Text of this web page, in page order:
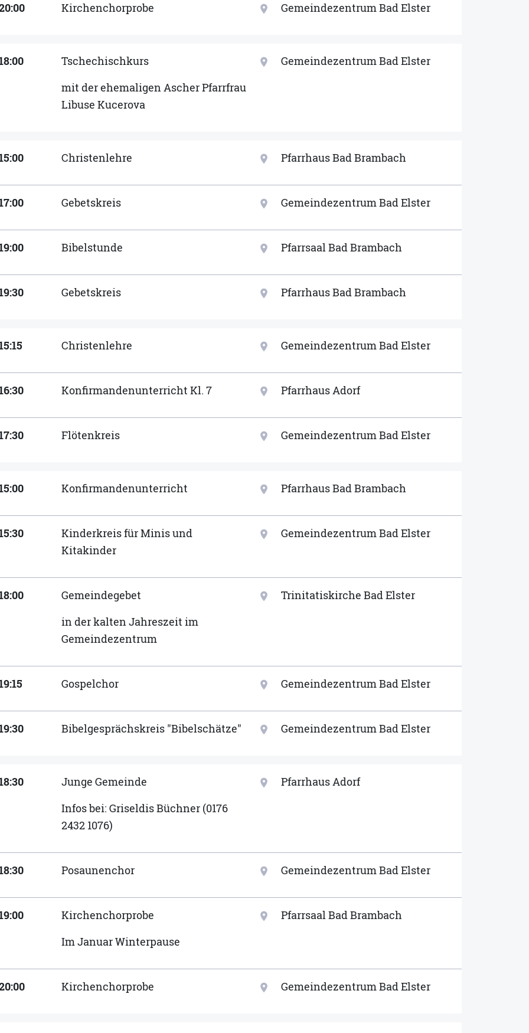
Kirchenchorprobe location_on Gemeindezentrum Bad Elster
Tschechischkurs
mit der ehemaligen Ascher Pfarrfrau
Libuse Kucerova
location_on Gemeindezentrum Bad Elster
Christenlehre location_on Pfarrhaus Bad Brambach
Gebetskreis location_on Gemeindezentrum Bad Elster
Bibelstunde location_on Pfarrsaal Bad Brambach
Gebetskreis location_on Pfarrhaus Bad Brambach
Christenlehre location_on Gemeindezentrum Bad Elster
Konfirmandenunterricht Kl. 7 location_on Pfarrhaus Adorf
Flötenkreis location_on Gemeindezentrum Bad Elster
Konfirmandenunterricht location_on Pfarrhaus Bad Brambach
Kinderkreis für Minis und
Kitakinder
location_on Gemeindezentrum Bad Elster
Gemeindegebet
in der kalten Jahreszeit im
Gemeindezentrum
location_on Trinitatiskirche Bad Elster
Gospelchor location_on Gemeindezentrum Bad Elster
Bibelgesprächskreis "Bibelschätze" location_on Gemeindezentrum Bad Elster
Junge Gemeinde
Infos bei: Griseldis Büchner (0176
2432 1076)
location_on Pfarrhaus Adorf
Posaunenchor location_on Gemeindezentrum Bad Elster
Kirchenchorprobe
Im Januar Winterpause
location_on Pfarrsaal Bad Brambach
Kirchenchorprobe location_on Gemeindezentrum Bad Elster